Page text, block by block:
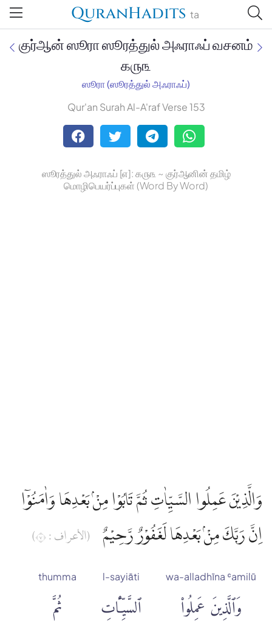
QuranHadits ta
Jan Trust Foundation
Mufti Omar Sheriff Qasimi,
குர்ஆன் ஸூரா ஸூரத்துல் அஃராஃப் வசனம்
௧௫௩
ஸூரா (ஸூரத்துல் அஃராஃப்)
Qur'an Surah Al-A'raf Verse 153
ஸூரத்துல் அஃராஃப் [௭]: ௧௫௩ ~ குர்ஆனின் தமிழ்
மொழிபெயர்ப்புகள் (Word By Word)
وَالَّذِيْنَ عَمِلُوا السَّيِّاٰتِ ثُمَّ تَابُوْا مِنْۢ بَعْدِهَا وَاٰمَنُوْٓا
اِنَّ رَبَّكَ مِنْۢ بَعْدِهَا لَغَفُوْرٌ رَّحِيْمٌ
(الأعراف : ٧)
wa-alladhīna ʿamilū
وَٱلَّذِينَ عَمِلُوا۟
l-sayiāti
ٱلسَّيِّـَٔاتِ
thumma
ثُمَّ